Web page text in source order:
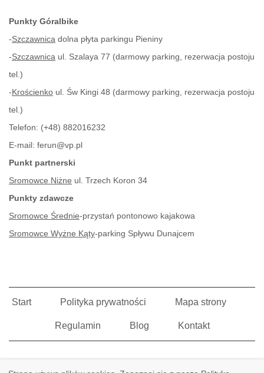
Punkty Góralbike
-Szczawnica dolna płyta parkingu Pieniny
-Szczawnica ul. Szalaya 77 (darmowy parking, rezerwacja postoju
tel.)
-Krościenko ul. Św Kingi 48 (darmowy parking, rezerwacja postoju
tel.)
Telefon: (+48) 882016232
E-mail: ferun@vp.pl
Punkt partnerski
Sromowce Niżne ul. Trzech Koron 34
Punkty zdawcze
Sromowce Średnie-przystań pontonowo kajakowa
Sromowce Wyżne Kąty-parking Spływu Dunajcem
Start Polityka prywatności Mapa strony
Regulamin Blog Kontakt